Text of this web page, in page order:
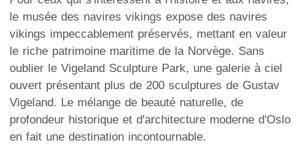
le musée des navires vikings expose des navires
vikings impeccablement préservés, mettant en valeur
le riche patrimoine maritime de la Norvège. Sans
oublier le Vigeland Sculpture Park, une galerie à ciel
ouvert présentant plus de 200 sculptures de Gustav
Vigeland. Le mélange de beauté naturelle, de
profondeur historique et d'architecture moderne d'Oslo
en fait une destination incontournable.